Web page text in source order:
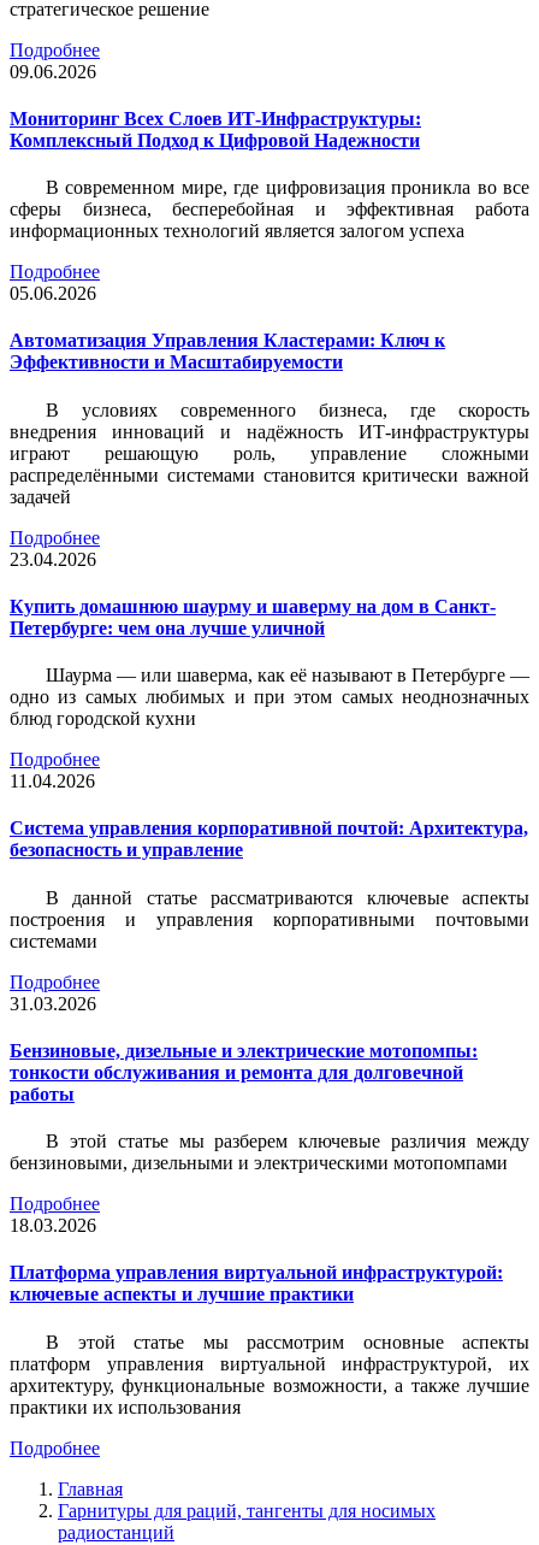
стратегическое решение
Подробнее
09.06.2026
Мониторинг Всех Слоев ИТ-Инфраструктуры:
Комплексный Подход к Цифровой Надежности
В современном мире, где цифровизация проникла во все
сферы бизнеса, бесперебойная и эффективная работа
информационных технологий является залогом успеха
Подробнее
05.06.2026
Автоматизация Управления Кластерами: Ключ к
Эффективности и Масштабируемости
В условиях современного бизнеса, где скорость
внедрения инноваций и надёжность ИТ-инфраструктуры
играют решающую роль, управление сложными
распределёнными системами становится критически важной
задачей
Подробнее
23.04.2026
Купить домашнюю шаурму и шаверму на дом в Санкт-
Петербурге: чем она лучше уличной
Шаурма — или шаверма, как её называют в Петербурге —
одно из самых любимых и при этом самых неоднозначных
блюд городской кухни
Подробнее
11.04.2026
Система управления корпоративной почтой: Архитектура,
безопасность и управление
В данной статье рассматриваются ключевые аспекты
построения и управления корпоративными почтовыми
системами
Подробнее
31.03.2026
Бензиновые, дизельные и электрические мотопомпы:
тонкости обслуживания и ремонта для долговечной
работы
В этой статье мы разберем ключевые различия между
бензиновыми, дизельными и электрическими мотопомпами
Подробнее
18.03.2026
Платформа управления виртуальной инфраструктурой:
ключевые аспекты и лучшие практики
В этой статье мы рассмотрим основные аспекты
платформ управления виртуальной инфраструктурой, их
архитектуру, функциональные возможности, а также лучшие
практики их использования
Подробнее
Главная
Гарнитуры для раций, тангенты для носимых
радиостанций